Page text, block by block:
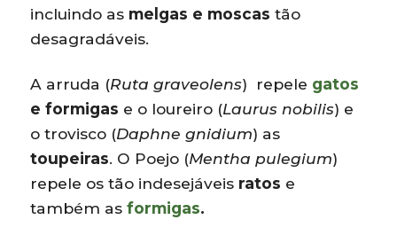
incluindo as melgas e moscas tão
desagradáveis.
A arruda (Ruta graveolens) repele gatos
e formigas e o loureiro (Laurus nobilis) e
o trovisco (Daphne gnidium) as
toupeiras. O Poejo (Mentha pulegium)
repele os tão indesejáveis ratos e
também as formigas.